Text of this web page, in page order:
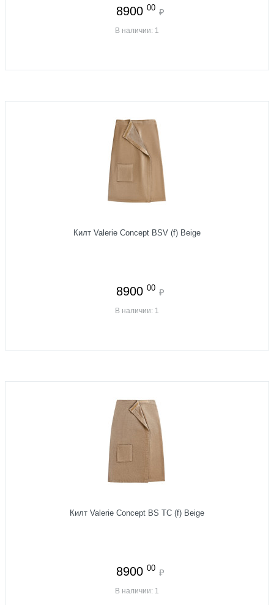
8900 00 ₽
В наличии: 1
Килт Valerie Concept BSV (f) Beige
8900 00 ₽
В наличии: 1
Килт Valerie Concept BS TC (f) Beige
8900 00 ₽
В наличии: 1